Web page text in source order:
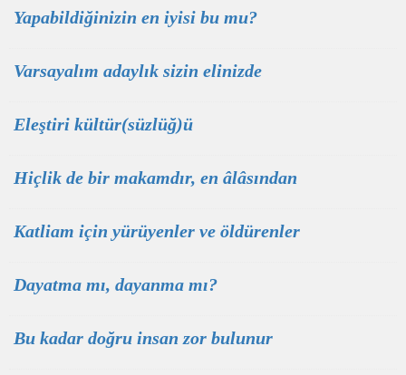
Yapabildiğinizin en iyisi bu mu?
Varsayalım adaylık sizin elinizde
Eleştiri kültür(süzlüğ)ü
Hiçlik de bir makamdır, en âlâsından
Katliam için yürüyenler ve öldürenler
Dayatma mı, dayanma mı?
Bu kadar doğru insan zor bulunur